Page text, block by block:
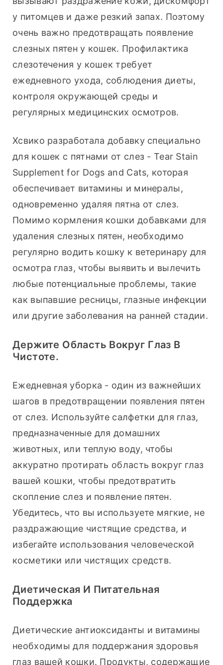
у питомцев и даже резкий запах. Поэтому
очень важно предотвращать появление
слезных пятен у кошек. Профилактика
слезотечения у кошек требует
ежедневного ухода, соблюдения диеты,
контроля окружающей среды и
регулярных медицинских осмотров.
Хсвико разработала добавку специально
для кошек с пятнами от слез - Tear Stain
Supplement for Dogs and Cats, которая
обеспечивает витамины и минералы,
одновременно удаляя пятна от слез.
Помимо кормления кошки добавками для
удаления слезных пятен, необходимо
регулярно водить кошку к ветеринару для
осмотра глаз, чтобы выявить и вылечить
любые потенциальные проблемы, такие
как выпавшие ресницы, глазные инфекции
или другие заболевания на ранней стадии.
Держите Область Вокруг Глаз В
Чистоте.
Ежедневная уборка - один из важнейших
шагов в предотвращении появления пятен
от слез. Используйте салфетки для глаз,
предназначенные для домашних
животных, или теплую воду, чтобы
аккуратно протирать область вокруг глаз
вашей кошки, чтобы предотвратить
скопление слез и появление пятен.
Убедитесь, что вы используете мягкие, не
раздражающие чистящие средства, и
избегайте использования человеческой
косметики или чистящих средств.
Диетическая И Питательная
Поддержка
Диетические антиоксиданты и витамины
необходимы для поддержания здоровья
глаз вашей кошки. Продукты, содержащие